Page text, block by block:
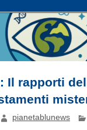
Il rapporti
pianetablunews